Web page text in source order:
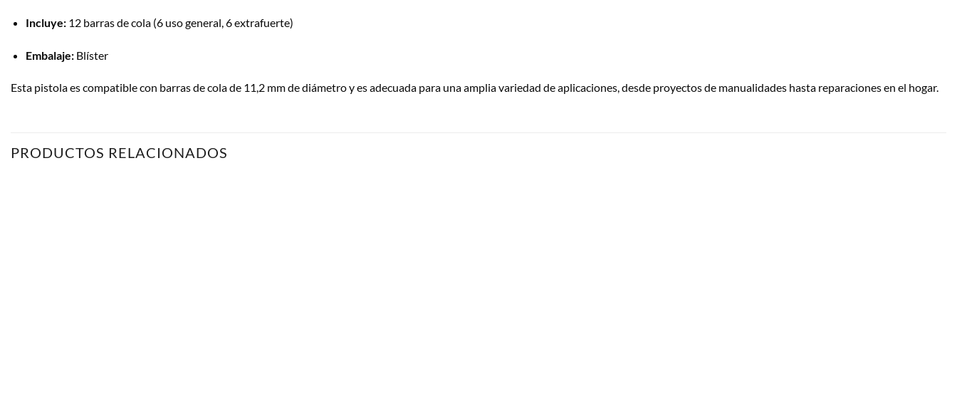
Incluye:12 barras de cola (6 uso general, 6 extrafuerte)
Embalaje:Blíster
Esta pistola es compatible con barras de cola de 11,2 mm de diámetro y es adecuada para una amplia variedad de aplicaciones, desde proyectos de manualidades hasta reparaciones en el hogar.
PRODUCTOS RELACIONADOS